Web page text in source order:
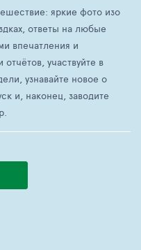
яркие фото изо
ответы на любые
впечатления и
участвуйте в
узнавайте новое о
и, наконец, заводите